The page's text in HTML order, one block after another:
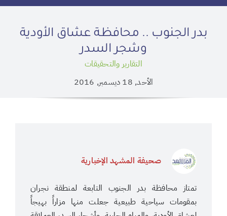
بدر الجنوب .. محافظة عشاق الأودية
وشجر السدر
التقارير والتحقيقات
الأحد, 18 ديسمبر, 2016
صحيفة المشهد الإخبارية
تمتاز محافظة بدر الجنوب التابعة لمنطقة نجران
بمقومات سياحية طبيعية جعلت منها مزاراً بهيجاً